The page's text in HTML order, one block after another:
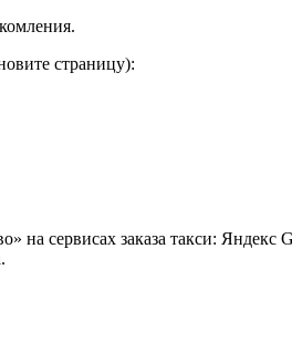
страницу):
на сервисах заказа такси: